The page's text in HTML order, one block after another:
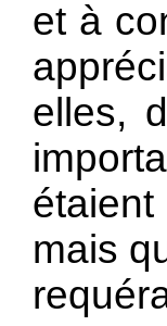
et à
elles,
mais